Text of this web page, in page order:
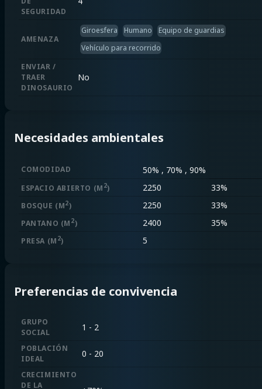
SEGURIDAD
AMENAZA
Giroesfera Humano
Equipo de guardias
Vehículo para recorrido
ENVIAR /
TRAER
DINOSAURIO
No
Necesidades ambientales
COMODIDAD 50% , 70% , 90%
ESPACIO ABIERTO (M 2) 2250 33%
BOSQUE (M2) 2250 33%
PANTANO (M 2) 2400 35%
PRESA (M 2) 5
Preferencias de convivencia
GRUPO
SOCIAL
1 - 2
POBLACIÓN
IDEAL
0 - 20
CRECIMIENTO
DE LA